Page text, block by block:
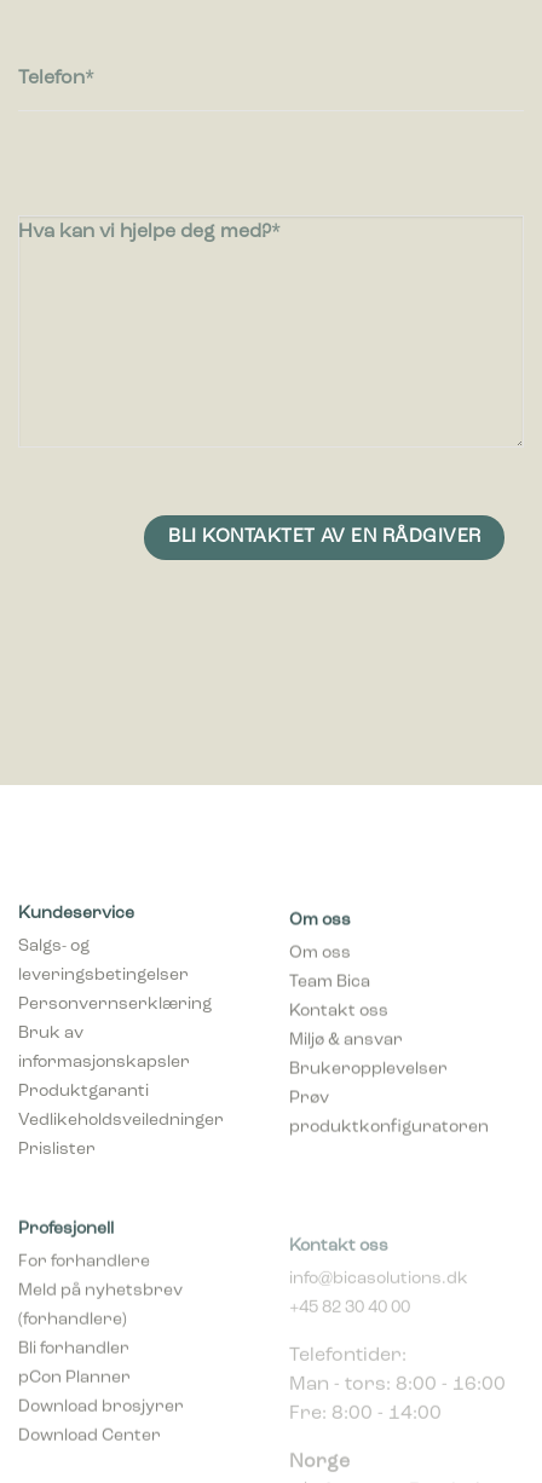
Telefon
Hva kan vi hjelpe deg med?
Kundeservice
Salgs- og
leveringsbetingelser
Personvernserklæring
Bruk av
informasjonskapsler
Produktgaranti
Vedlikeholdsveiledninger
Prislister
Om oss
Om oss
Team Bica
Kontakt oss
Miljø & ansvar
Brukeropplevelser
Prøv
produktkonfiguratoren
For forhandlere
Meld på nyhetsbrev
(forhandlere)
Bli forhandler
pCon Planner
Download brosjyrer
Download Center
info@bicasolutions.dk
+45 82 30 40 00
Man - tors: 8:00 - 16:00
Fre: 8:00 - 14:00
c/o Acconor Postboks